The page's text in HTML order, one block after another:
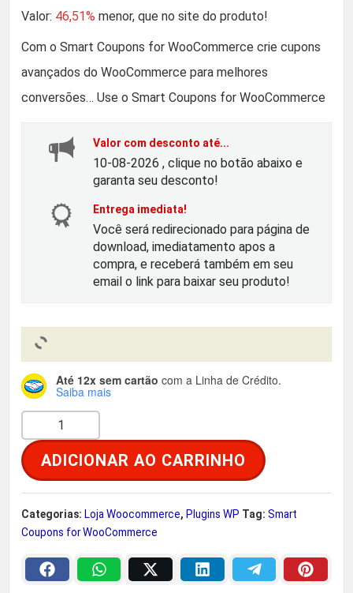
p
r
e
o
o
r
i
n
l
e
r
a
p
r
e
o
a
t
u
é
R
2
Valor: 46,51% menor, que no site do produto!
Com o Smart Coupons for WooCommerce crie cupons
avançados do WooCommerce para melhores
conversões… Use o Smart Coupons for WooCommerce
Valor com desconto até...
10-08-2026 , clique no botão abaixo e
garanta seu desconto!
Entrega imediata!
Você será redirecionado para página de
download, imediatamento apos a
compra, e receberá também em seu
email o link para baixar seu produto!
Até 12x sem cartão com a Linha de Crédito.
Saiba mais
m
a
t
C
ADICIONAR AO CARRINHO
Categorias: Loja Woocommerce, Plugins WP Tag: Smart
Coupons for WooCommerce